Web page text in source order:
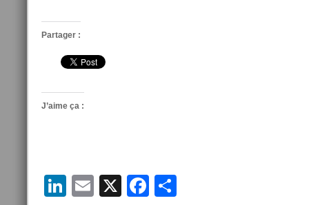
Partager :
J’aime ça :
LinkedIn
Email
X Facebook